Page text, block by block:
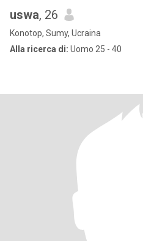
uswa, 26
Konotop, Sumy, Ucraina
Alla ricerca di: Uomo 25 - 40